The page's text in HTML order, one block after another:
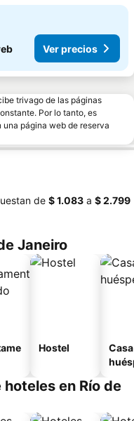
Ver precios
trivago de las páginas
Por lo tanto, es
página web de reserva
de ‎$ 1.083 a ‎$ 2.799
Janeiro
Hostel
en Río de